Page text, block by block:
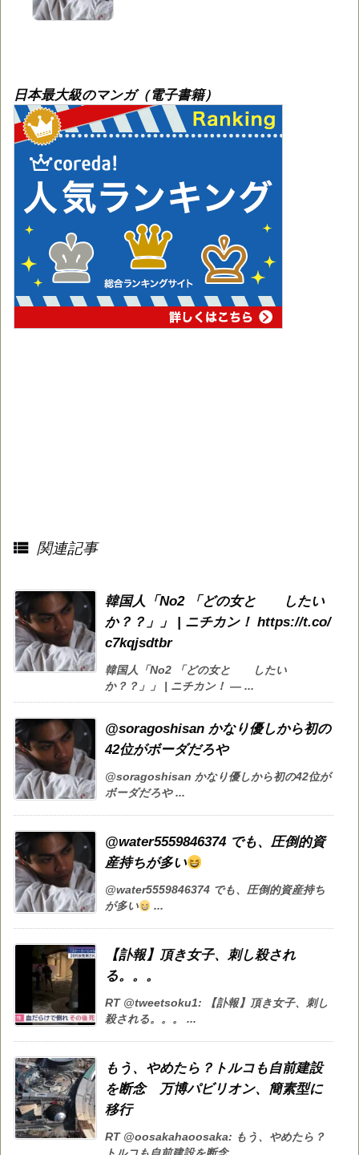
日本最大級のマンガ（電子書籍）
 関連記事
韓国人「No2 「どの女と したい
か？？」」 | ニチカン！ https://t.co/
c7kqjsdtbr
韓国人「No2 「どの女と したい
か？？」」 | ニチカン！ — ...
@soragoshisan かなり優しから初の
42位がボーダだろや
@soragoshisan かなり優しから初の42位が
ボーダだろや ...
@water5559846374 でも、圧倒的資
産持ちが多い
@water5559846374 でも、圧倒的資産持ち
が多い
...
【訃報】頂き女子、刺し殺され
る。。。
RT @tweetsoku1: 【訃報】頂き女子、刺し
殺される。。。 ...
もう、やめたら？トルコも自前建設
を断念 万博パビリオン、簡素型に
移行
RT @oosakahaoosaka: もう、やめたら？